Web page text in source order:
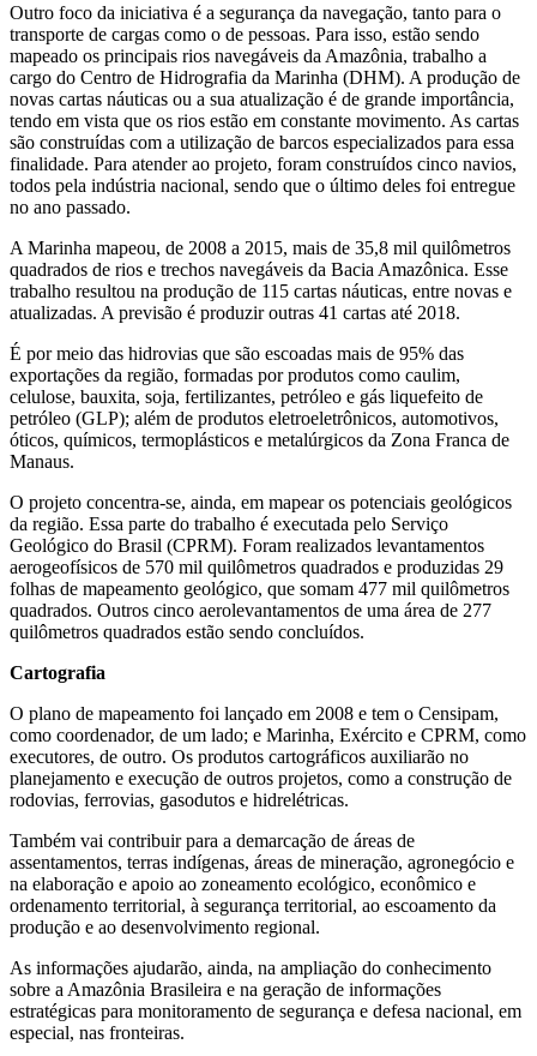
Outro foco da iniciativa é a segurança da navegação, tanto para o
transporte de cargas como o de pessoas. Para isso, estão sendo
mapeado os principais rios navegáveis da Amazônia, trabalho a
cargo do Centro de Hidrografia da Marinha (DHM). A produção de
novas cartas náuticas ou a sua atualização é de grande importância,
tendo em vista que os rios estão em constante movimento. As cartas
são construídas com a utilização de barcos especializados para essa
finalidade. Para atender ao projeto, foram construídos cinco navios,
todos pela indústria nacional, sendo que o último deles foi entregue
no ano passado.
A Marinha mapeou, de 2008 a 2015, mais de 35,8 mil quilômetros
quadrados de rios e trechos navegáveis da Bacia Amazônica. Esse
trabalho resultou na produção de 115 cartas náuticas, entre novas e
atualizadas. A previsão é produzir outras 41 cartas até 2018.
É por meio das hidrovias que são escoadas mais de 95% das
exportações da região, formadas por produtos como caulim,
celulose, bauxita, soja, fertilizantes, petróleo e gás liquefeito de
petróleo (GLP); além de produtos eletroeletrônicos, automotivos,
óticos, químicos, termoplásticos e metalúrgicos da Zona Franca de
Manaus.
O projeto concentra-se, ainda, em mapear os potenciais geológicos
da região. Essa parte do trabalho é executada pelo Serviço
Geológico do Brasil (CPRM). Foram realizados levantamentos
aerogeofísicos de 570 mil quilômetros quadrados e produzidas 29
folhas de mapeamento geológico, que somam 477 mil quilômetros
quadrados. Outros cinco aerolevantamentos de uma área de 277
quilômetros quadrados estão sendo concluídos.
Cartografia
O plano de mapeamento foi lançado em 2008 e tem o Censipam,
como coordenador, de um lado; e Marinha, Exército e CPRM, como
executores, de outro. Os produtos cartográficos auxiliarão no
planejamento e execução de outros projetos, como a construção de
rodovias, ferrovias, gasodutos e hidrelétricas.
Também vai contribuir para a demarcação de áreas de
assentamentos, terras indígenas, áreas de mineração, agronegócio e
na elaboração e apoio ao zoneamento ecológico, econômico e
ordenamento territorial, à segurança territorial, ao escoamento da
produção e ao desenvolvimento regional.
As informações ajudarão, ainda, na ampliação do conhecimento
sobre a Amazônia Brasileira e na geração de informações
estratégicas para monitoramento de segurança e defesa nacional, em
especial, nas fronteiras.